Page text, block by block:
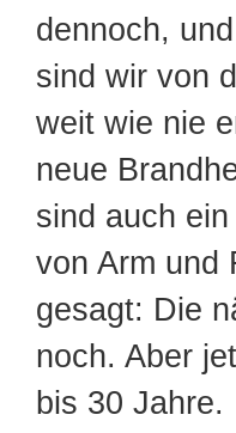
dennoch,
sind wir von
weit wie nie
neue
sind auch
von Arm und
gesagt: Die
noch. Aber
bis 30 Jahre.